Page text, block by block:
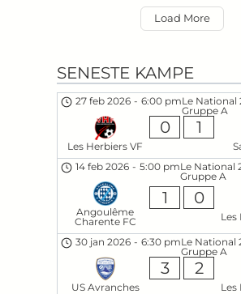
Load More
SENESTE KAMPE
Le National
Gruppe A
27 feb 2026 - 6:00 pm
Les Herbiers VF
0 1
Le National
Gruppe A
14 feb 2026 - 5:00 pm
Angoulême
Charente FC
1 0
Les
Le National
Gruppe A
30 jan 2026 - 6:30 pm
US Avranches
3 2
Les